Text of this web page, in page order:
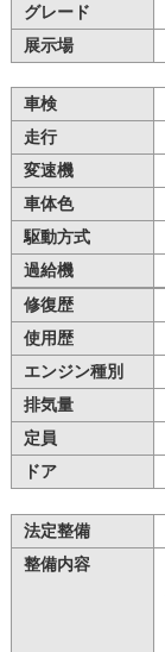
グレード
展示場
車検
走行
変速機
車体色
駆動方式
過給機
修復歴
使用歴
エンジン種別
排気量
定員
ドア
法定整備
整備内容